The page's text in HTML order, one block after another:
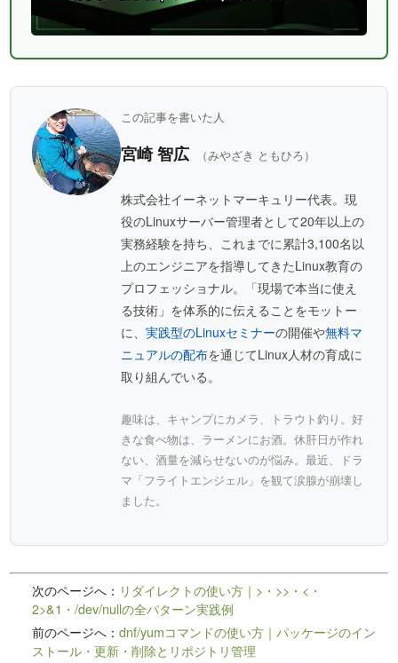
この記事を書いた人
宮崎 智広 （みやざき ともひろ）
株式会社イーネットマーキュリー代表。現
役のLinuxサーバー管理者として20年以上の
実務経験を持ち、これまでに累計3,100名以
上のエンジニアを指導してきたLinux教育の
プロフェッショナル。「現場で本当に使え
る技術」を体系的に伝えることをモットー
に、実践型のLinuxセミナーの開催や無料マ
ニュアルの配布を通じてLinux人材の育成に
取り組んでいる。
趣味は、キャンプにカメラ、トラウト釣り。好
きな食べ物は、ラーメンにお酒。休肝日が作れ
ない、酒量を減らせないのが悩み。最近、ドラ
マ「フライトエンジェル」を観て涙腺が崩壊し
ました。
次のページへ： リダイレクトの使い方｜>・>>・<・
2>&1・/dev/nullの全パターン実践例
前のページへ：dnf/yumコマンドの使い方｜パッケージのイン
ストール・更新・削除とリポジトリ管理